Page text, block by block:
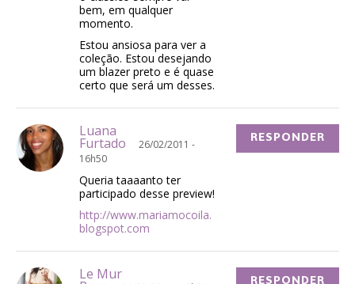
bem, em qualquer
momento.
Estou ansiosa para ver a
coleção. Estou desejando
um blazer preto e é quase
certo que será um desses.
Luana
Furtado
26/02/2011 -
16h50
Queria taaaanto ter
participado desse preview!
http://www.mariamocoila.
blogspot.com
RESPONDER
Le Mur RESPONDER